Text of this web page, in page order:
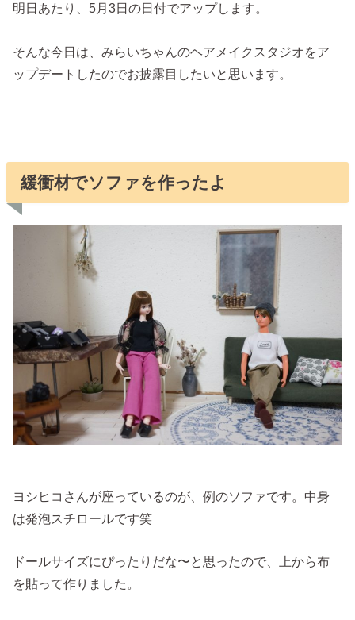
明日あたり、5月3日の日付でアップします。
そんな今日は、みらいちゃんのヘアメイクスタジオをア
ップデートしたのでお披露目したいと思います。
緩衝材でソファを作ったよ
ヨシヒコさんが座っているのが、例のソファです。中身
は発泡スチロールです笑
ドールサイズにぴったりだな〜と思ったので、上から布
を貼って作りました。